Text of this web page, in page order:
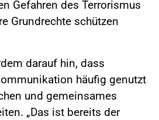
Gefahren des Terrorismus
Grundrechte schützen
darauf hin, dass
häufig genutzt
und gemeinsames
„Das ist bereits der